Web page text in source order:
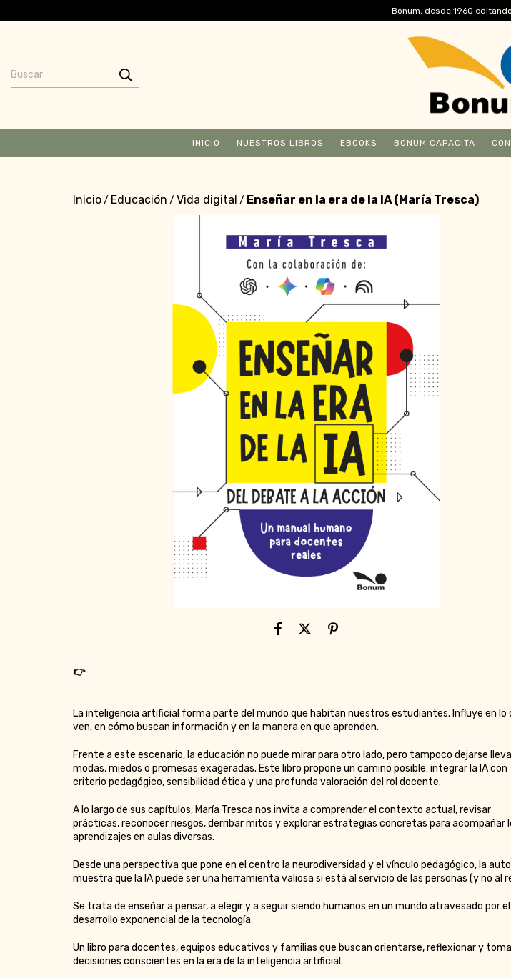
Bonum, desde 1960
INICIO NUESTROS LIBROS EBOOKS BONUM CAPACITA
Inicio/ Educación / Vida digital / Enseñar en la era de la IA (María Tresca)
👉
La inteligencia artificial forma parte del mundo que habitan nuestros estudiantes. Influye en lo
ven, en cómo buscan información y en la manera en que aprenden.
Frente a este escenario, la educación no puede mirar para otro lado, pero tampoco dejarse
modas, miedos o promesas exageradas. Este libro propone un camino posible: integrar la IA con
criterio pedagógico, sensibilidad ética y una profunda valoración del rol docente.
A lo largo de sus capítulos, María Tresca nos invita a comprender el contexto actual, revisar
prácticas, reconocer riesgos, derribar mitos y explorar estrategias concretas para acompañar
aprendizajes en aulas diversas.
Desde una perspectiva que pone en el centro la neurodiversidad y el vínculo pedagógico, la
muestra que la IA puede ser una herramienta valiosa si está al servicio de las personas (y no al
Se trata de enseñar a pensar, a elegir y a seguir siendo humanos en un mundo atravesado por el
desarrollo exponencial de la tecnología.
Un libro para docentes, equipos educativos y familias que buscan orientarse, reflexionar y
decisiones conscientes en la era de la inteligencia artificial.